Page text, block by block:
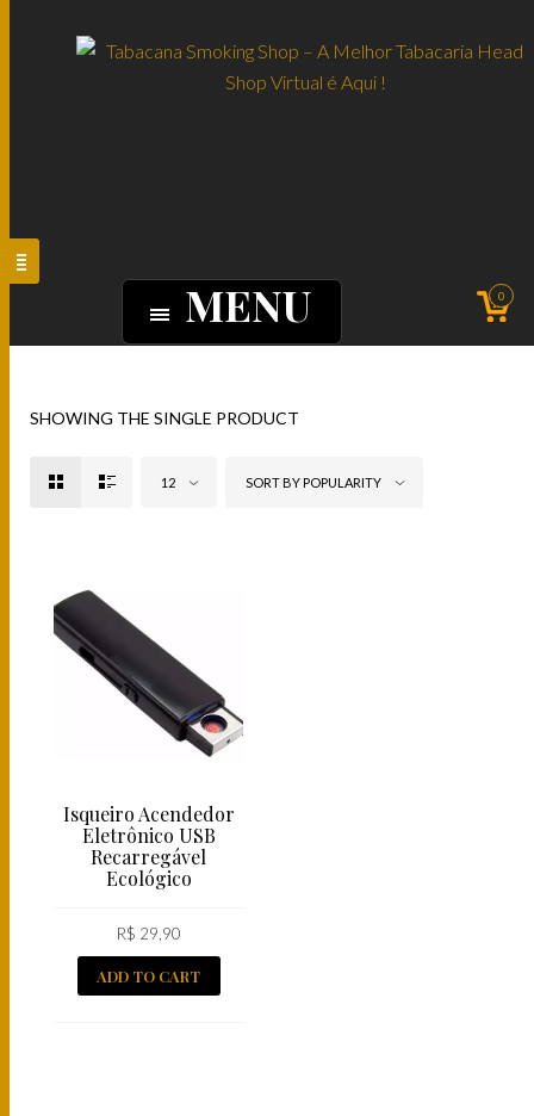
MENU 0
SHOWING THE SINGLE PRODUCT
12 SORT BY POPULARITY
Isqueiro Acendedor
Eletrônico USB
Recarregável
Ecológico
R$ 29,90
ADD TO CART